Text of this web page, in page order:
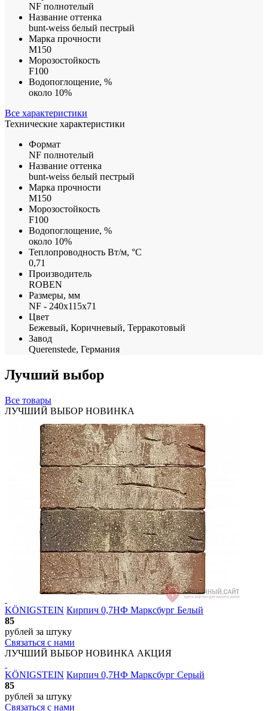
NF полнотелый
Название оттенка
bunt-weiss белый пестрый
Марка прочности
М150
Морозостойкость
F100
Водопоглощение, %
около 10%
Все характеристики
Технические характеристики
Формат
NF полнотелый
Название оттенка
bunt-weiss белый пестрый
Марка прочности
М150
Морозостойкость
F100
Водопоглощение, %
около 10%
Теплопроводность Вт/м, °С
0,71
Производитель
ROBEN
Размеры, мм
NF - 240x115x71
Цвет
Бежевый, Коричневый, Терракотовый
Завод
Querenstede, Германия
Лучший выбор
Все товары
ЛУЧШИЙ ВЫБОР НОВИНКА
KÖNIGSTEIN Кирпич 0,7НФ Марксбург Белый
85
рублей за штуку
Связаться с нами
ЛУЧШИЙ ВЫБОР НОВИНКА АКЦИЯ
KÖNIGSTEIN Кирпич 0,7НФ Марксбург Серый
85
рублей за штуку
Связаться с нами